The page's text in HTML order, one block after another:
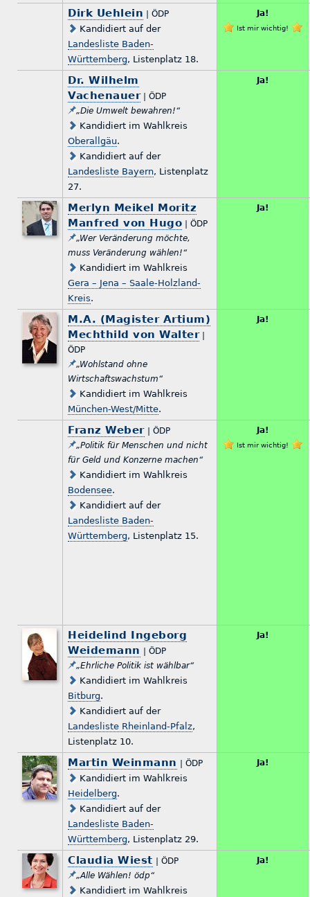
Dirk Uehlein | ÖDP
Kandidiert auf der
Landesliste Baden-
Württemberg, Listenplatz 18.
Ja!
Ist mir wichtig!
Dr. Wilhelm
Vachenauer| ÖDP
„Die Umwelt bewahren!“
Kandidiert im Wahlkreis
Oberallgäu.
Kandidiert auf der
Landesliste Bayern, Listenplatz
27.
Ja!
Merlyn Meikel Moritz
Manfred von Hugo | ÖDP
„Wer Veränderung möchte,
muss Veränderung wählen!“
Kandidiert im Wahlkreis
Gera – Jena – Saale-Holzland-
Kreis.
Ja!
M.A. (Magister Artium)
Mechthild von Walter|
ÖDP
„Wohlstand ohne
Wirtschaftswachstum“
Kandidiert im Wahlkreis
München-West/Mitte.
Ja!
Franz Weber| ÖDP
„Politik für Menschen und nicht
für Geld und Konzerne machen“
Kandidiert im Wahlkreis
Bodensee.
Kandidiert auf der
Landesliste Baden-
Württemberg, Listenplatz 15.
Ja!
Ist mir wichtig!
Heidelind Ingeborg
Weidemann
| ÖDP
„Ehrliche Politik ist wählbar“
Kandidiert im Wahlkreis
Bitburg.
Kandidiert auf der
Landesliste Rheinland-Pfalz,
Listenplatz 10.
Ja!
Martin Weinmann | ÖDP
Kandidiert im Wahlkreis
Heidelberg.
Kandidiert auf der
Landesliste Baden-
Württemberg, Listenplatz 29.
Ja!
Claudia Wiest | ÖDP
„Alle Wählen! ödp“
Kandidiert im Wahlkreis
Ja!